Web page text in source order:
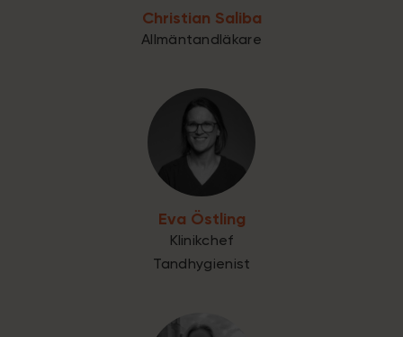
Christian Saliba
Allmäntandläkare
Eva Östling
Klinikchef
Tandhygienist